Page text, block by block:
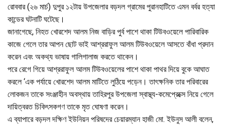
রোববার (২৬ মার্চ) দুপুর ১২টায় উপজেলার বড়দল গ্রামের পুরানহাটিতে এমন বর্বর হত্যা
কান্ডের ঘটনাটি ঘটেছে।
জানাগেছে, নিহত খোরশেদ আলম নিজ বাড়ির পুর্ব পাশে থাকা টিউবওয়েলে পারিবারিক
কাজে গেলে তার আপন ছোট ভাই আশ্ররাফুল আলম টিউবওয়েলে আসতে বাঁধা প্রদান
করেন এবং অকথ্য ভাষায় গালিগালাজ করতে থাকেন।
পরে রেগে গিয়ে আশ্ররাফুল আলম টিউবওয়েলের পাশে থাকা পাথর দিয়ে বুকে আঘাত
করলে ‘এক পর্যায়ে খোরশেদ আলম মাটিতে লুঠিয়ে পড়েন। তাৎক্ষনিক তার পরিবারের
লোকজন তাকে সংঞ্জাহীন অবস্থায় তাহিরপুর উপজেলা স্বাস্থ্য-কমেপ্রেক্সে নিয়ে গেলে
দায়িত্বরত চিকিৎসকগণ তাকে মৃত ঘোষণা করেন।
এ ব্যাপারে বড়দল দক্ষিণ ইউনিয়ন পরিষদের চেয়ারম্যান হাজী মো. ইউনুস আলী বলেন,